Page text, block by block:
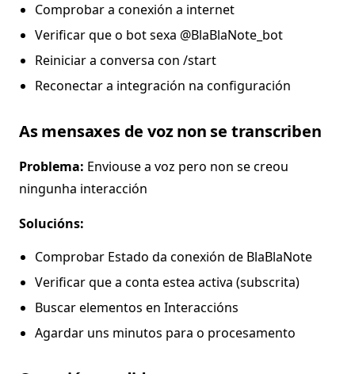
Comprobar a conexión a internet
Verificar que o bot sexa @BlaBlaNote_bot
Reiniciar a conversa con /start
Reconectar a integración na configuración
As mensaxes de voz non se transcriben
Problema: Enviouse a voz pero non se creou
ningunha interacción
Solucións:
Comprobar Estado da conexión de BlaBlaNote
Verificar que a conta estea activa (subscrita)
Buscar elementos en Interaccións
Agardar uns minutos para o procesamento